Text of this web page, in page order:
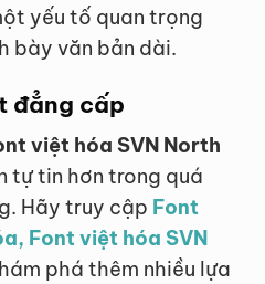
yếu tố quan trọng
bày văn bản dài.
đẳng cấp
việt hóa SVN North
tự tin hơn trong quá
Hãy truy cập Font
Font việt hóa SVN
phá thêm nhiều lựa